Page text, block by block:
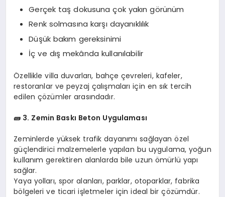
Gerçek taş dokusuna çok yakın görünüm
Renk solmasına karşı dayanıklılık
Düşük bakım gereksinimi
İç ve dış mekânda kullanılabilir
Özellikle villa duvarları, bahçe çevreleri, kafeler,
restoranlar ve peyzaj çalışmaları için en sık tercih
edilen çözümler arasındadır.
🧱 3. Zemin Baskı Beton Uygulaması
Zeminlerde yüksek trafik dayanımı sağlayan özel
güçlendirici malzemelerle yapılan bu uygulama, yoğun
kullanım gerektiren alanlarda bile uzun ömürlü yapı
sağlar.
Yaya yolları, spor alanları, parklar, otoparklar, fabrika
bölgeleri ve ticari işletmeler için ideal bir çözümdür.